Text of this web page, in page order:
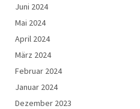
Juni 2024
Mai 2024
April 2024
März 2024
Februar 2024
Januar 2024
Dezember 2023